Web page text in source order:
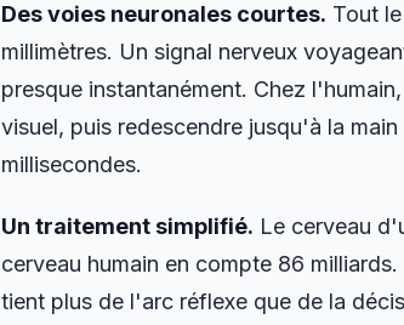
Des voies neuronales courtes. Tout
millimètres. Un signal nerveux
presque instantanément. Chez
visuel, puis redescendre jusqu'à la
millisecondes.
Un traitement simplifié. Le cerveau
cerveau humain en compte 86
tient plus de l'arc réflexe que de la